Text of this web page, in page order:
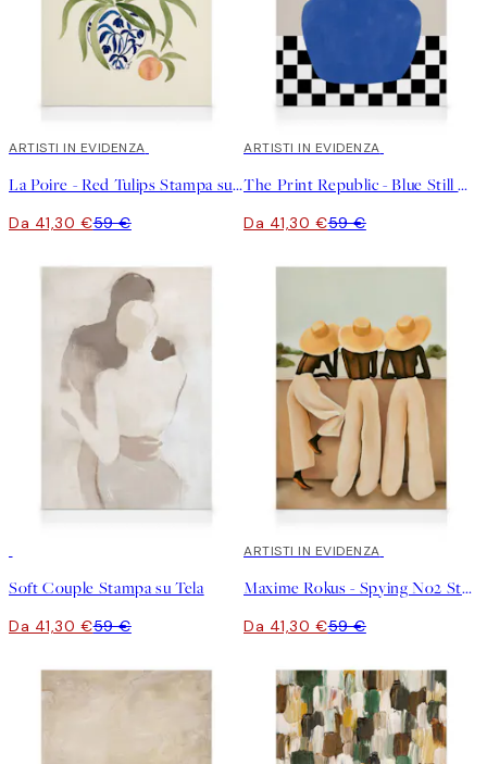
30%*
ARTISTI IN EVIDENZA
La Poire - Red Tulips Stampa su Tela
Da 41,30 €59 €
30%*
ARTISTI IN EVIDENZA
The Print Republic - Blue Still Life Poster No2 Stampa su Tela
Da 41,30 €59 €
Soft Couple Stampa su Tela
Da 41,30 €59 €
30%*
ARTISTI IN EVIDENZA
Maxime Rokus - Spying No2 Stampa su Tela
Da 41,30 €59 €